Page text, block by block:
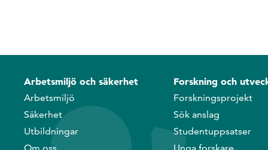
Arbetsmiljö och säkerhet
Arbetsmiljö
Säkerhet
Utbildningar
Forskning och
Forskningsprojekt
Sök anslag
Studentuppsatser